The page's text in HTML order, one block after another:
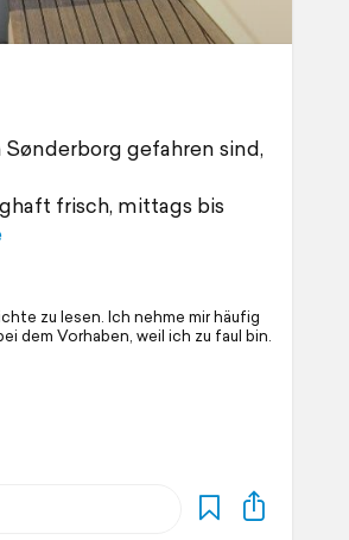
gefahren sind,
frisch, mittags bis
zu lesen. Ich nehme mir häufig
dem Vorhaben, weil ich zu faul bin.